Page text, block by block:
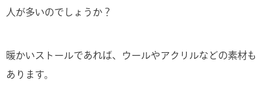
人が多いのでしょうか？
暖かいストールであれば、ウールやアクリルなどの素材も
あります。